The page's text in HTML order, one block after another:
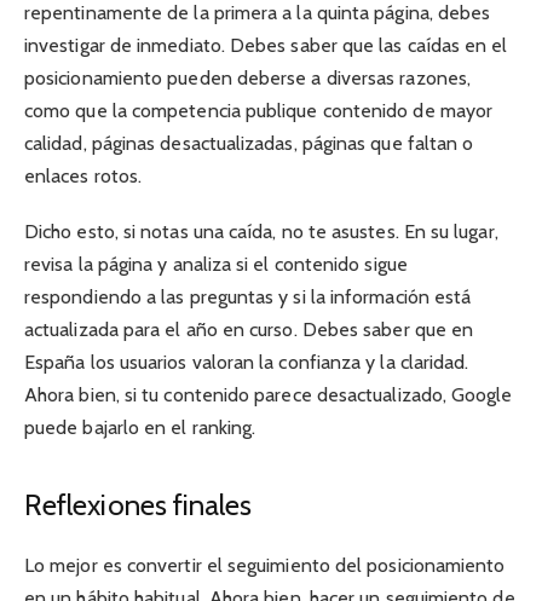
repentinamente de la primera a la quinta página, debes
investigar de inmediato. Debes saber que las caídas en el
posicionamiento pueden deberse a diversas razones,
como que la competencia publique contenido de mayor
calidad, páginas desactualizadas, páginas que faltan o
enlaces rotos.
Dicho esto, si notas una caída, no te asustes. En su lugar,
revisa la página y analiza si el contenido sigue
respondiendo a las preguntas y si la información está
actualizada para el año en curso. Debes saber que en
España los usuarios valoran la confianza y la claridad.
Ahora bien, si tu contenido parece desactualizado, Google
puede bajarlo en el ranking.
Reflexiones finales
Lo mejor es convertir el seguimiento del posicionamiento